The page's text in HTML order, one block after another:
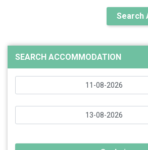
Search
SEARCH ACCOMMODATION